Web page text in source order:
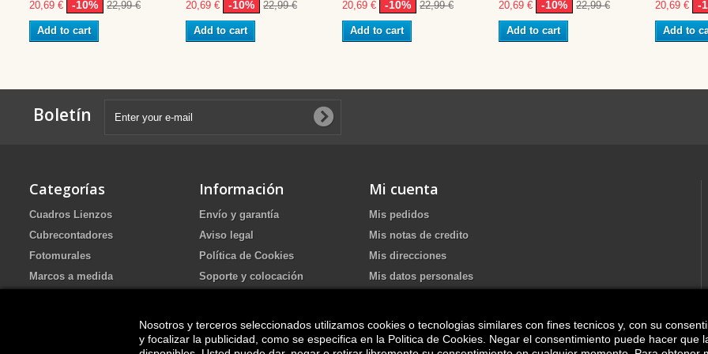
20,69 € -10% 22,99 €
Add to cart
20,69 € -10% 22,99 €
Add to cart
20,69 € -10% 22,99 €
Add to cart
20,69 € -10% 22,99 €
Add to cart
20,69 € -
Add to
Boletín
Categorías
Cuadros Lienzos
Cubrecontadores
Fotomurales
Marcos a medida
Información
Envío y garantía
Aviso legal
Política de Cookies
Soporte y colocación
FAQ
Mi cuenta
Mis pedidos
Mis notas de credito
Mis direcciones
Mis datos personales
Update your Cookie preferences
Nosotros y terceros seleccionados utilizamos cookies o tecnologias similares con fines tecnicos y, con su
y focalizar la publicidad, como se especifica en la Politica de Cookies. Negar el consentimiento puede hacer que